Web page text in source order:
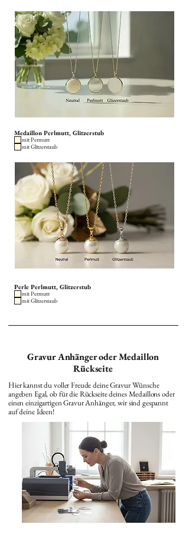
Medaillon Perlmutt, Glitzerstub
mit Permutt
mit Glitzerstaub
Perle Perlmutt, Glitzerstub
mit Permutt
mit Glitzerstaub
Gravur Anhänger oder Medaillon
Rückseite
Hier kannst du voller Freude deine Gravur Wünsche
angeben Egal, ob für die Rückseite deines Medaillons oder
einen einzigartigen Gravur Anhänger, wir sind gespannt
auf deine Ideen!